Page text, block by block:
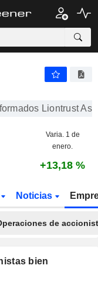
PLC
Liontrust
Varia. 1 de
enero.
+13,18 %
Noticias
de
bien